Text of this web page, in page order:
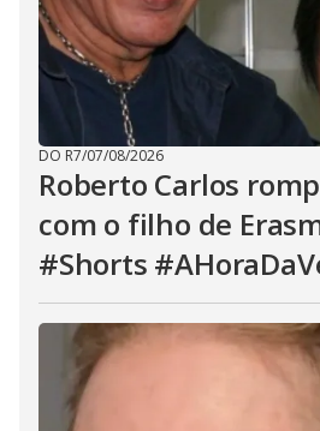
DO R7/07/08/2026
Roberto Carlos
com o filho de
#Shorts